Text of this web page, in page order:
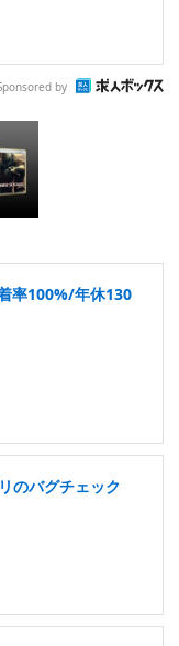
by
率100%/年休130
のバグチェック